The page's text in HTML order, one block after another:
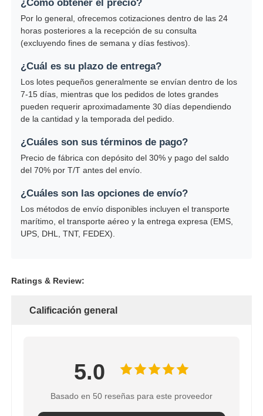
¿Cómo obtener el precio?
Por lo general, ofrecemos cotizaciones dentro de las 24
horas posteriores a la recepción de su consulta
(excluyendo fines de semana y días festivos).
¿Cuál es su plazo de entrega?
Los lotes pequeños generalmente se envían dentro de los
7-15 días, mientras que los pedidos de lotes grandes
pueden requerir aproximadamente 30 días dependiendo
de la cantidad y la temporada del pedido.
¿Cuáles son sus términos de pago?
Precio de fábrica con depósito del 30% y pago del saldo
del 70% por T/T antes del envío.
¿Cuáles son las opciones de envío?
Los métodos de envío disponibles incluyen el transporte
marítimo, el transporte aéreo y la entrega expresa (EMS,
UPS, DHL, TNT, FEDEX).
Ratings & Review:
Calificación general
5.0
Basado en 50 reseñas para este proveedor